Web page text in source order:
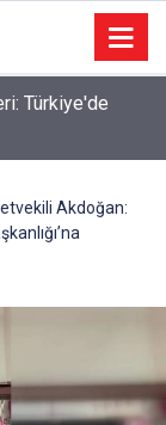
Türkiye'de
Akdoğan: